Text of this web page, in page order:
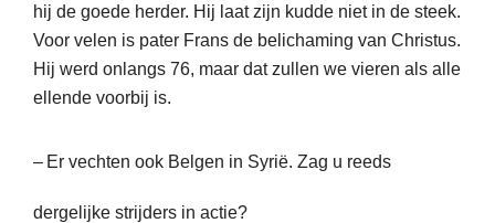
hij de goede herder. Hij laat zijn kudde niet in de steek.
Voor velen is pater Frans de belichaming van Christus.
Hij werd onlangs 76, maar dat zullen we vieren als alle
ellende voorbij is.
– Er vechten ook Belgen in Syrië. Zag u reeds
dergelijke strijders in actie?